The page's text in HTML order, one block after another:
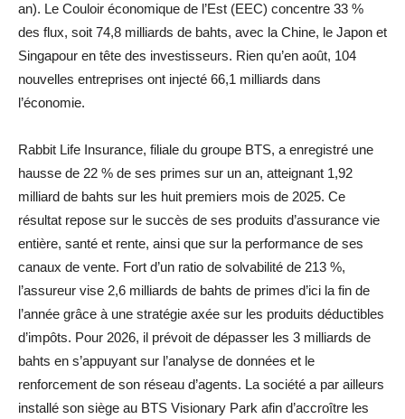
an). Le Couloir économique de l’Est (EEC) concentre 33 %
des flux, soit 74,8 milliards de bahts, avec la Chine, le Japon et
Singapour en tête des investisseurs. Rien qu’en août, 104
nouvelles entreprises ont injecté 66,1 milliards dans
l’économie.
Rabbit Life Insurance, filiale du groupe BTS, a enregistré une
hausse de 22 % de ses primes sur un an, atteignant 1,92
milliard de bahts sur les huit premiers mois de 2025. Ce
résultat repose sur le succès de ses produits d’assurance vie
entière, santé et rente, ainsi que sur la performance de ses
canaux de vente. Fort d’un ratio de solvabilité de 213 %,
l’assureur vise 2,6 milliards de bahts de primes d’ici la fin de
l’année grâce à une stratégie axée sur les produits déductibles
d’impôts. Pour 2026, il prévoit de dépasser les 3 milliards de
bahts en s’appuyant sur l’analyse de données et le
renforcement de son réseau d’agents. La société a par ailleurs
installé son siège au BTS Visionary Park afin d’accroître les